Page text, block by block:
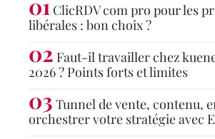
ClicRDV com pro pour les
libérales : bon choix ?
Faut-il travailler chez
2026 ? Points forts et limites
Tunnel de vente, contenu,
orchestrer votre stratégie avec